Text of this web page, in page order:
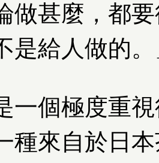
做甚麼，都
是給人做的
一個極度重
種來自於日